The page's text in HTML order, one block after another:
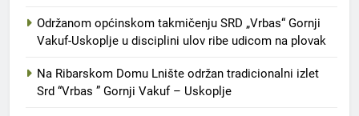
Održanom općinskom takmičenju SRD „Vrbas“ Gornji
Vakuf-Uskoplje u disciplini ulov ribe udicom na plovak
Na Ribarskom Domu Lnište održan tradicionalni izlet
Srd “Vrbas ” Gornji Vakuf – Uskoplje